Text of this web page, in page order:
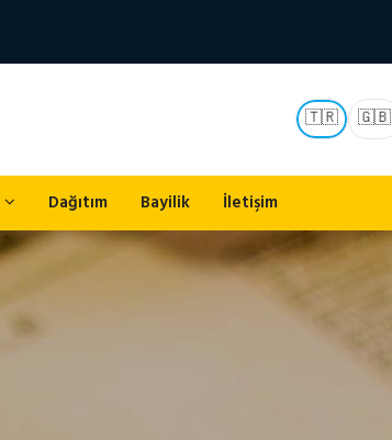
🇹🇷 🇬🇧
Dağıtım Bayilik İletişim